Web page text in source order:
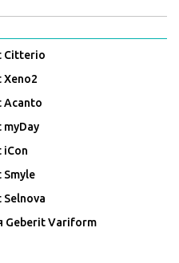
Citterio
Acanto
iCon
Geberit Variform